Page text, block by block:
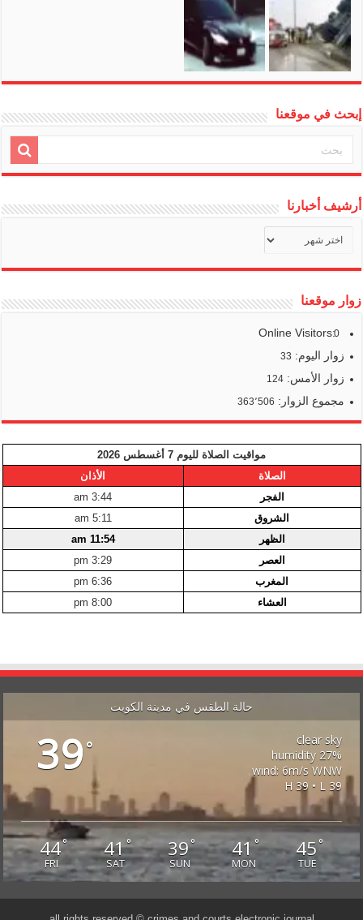
إبحث في موقعنا
أرشيف أخبارنا
أخبارنا
زوار موقعنا
Online Visitors:
0
زوار اليوم: 33
زوار الأمس:124
مجموع الزوار: 363٬506
مواقيت الصلاة لليوم 7 أغسطس 2026
الصلاة
الأذان
الفجر
3:44 am
الشروق
5:11 am
الظهر
11:54 am
العصر
3:29 pm
المغرب
6:36 pm
العشاء
8:00 pm
حالة الطقس في مدينة الكويت
39°
clear sky
27% humidity
wind: 6m/s WNW
H 39 • L 39
44°
FRI
41°
SAT
39°
SUN
41°
MON
45°
TUE